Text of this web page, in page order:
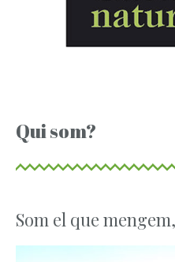
Qui som?
Som el que